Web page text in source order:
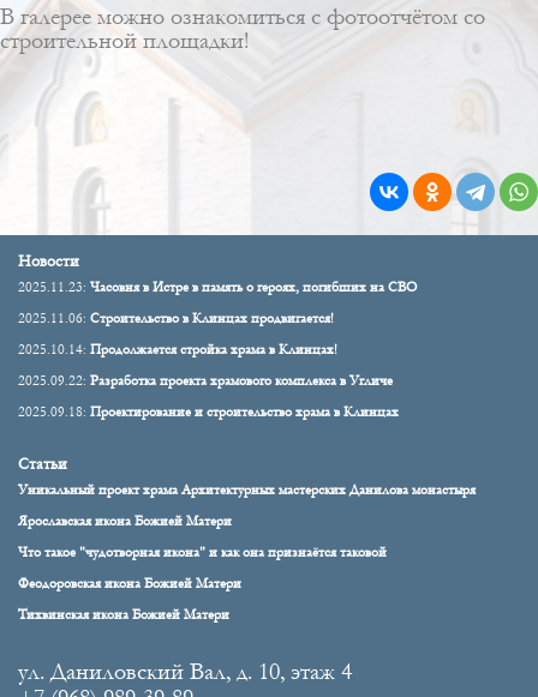
В галерее можно ознакомиться с фотоотчётом со
строительной площадки!
Новости
2025.11.23: Часовня в Истре в память о героях, погибших на СВО
2025.11.06: Строительство в Клинцах продвигается!
2025.10.14: Продолжается стройка храма в Клинцах!
2025.09.22: Разработка проекта храмового комплекса в Угличе
2025.09.18: Проектирование и строительство храма в Клинцах
Статьи
Уникальный проект храма Архитектурных мастерских Данилова монастыря
Ярославская икона Божией Матери
Что такое "чудотворная икона" и как она признаётся таковой
Феодоровская икона Божией Матери
Тихвинская икона Божией Матери
ул. Даниловский Вал, д. 10, этаж 4